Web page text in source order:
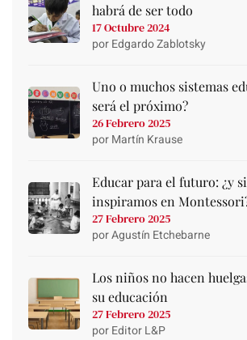
habrá de ser todo
17 Octubre 2024
por Edgardo Zablotsky
Uno o muchos sistemas
será el próximo?
26 Febrero 2025
por Martín Krause
Educar para el futuro: ¿y
inspiramos en
27 Febrero 2025
por Agustín Etchebarne
Los niños no hacen
su educación
27 Febrero 2025
por Editor L&P